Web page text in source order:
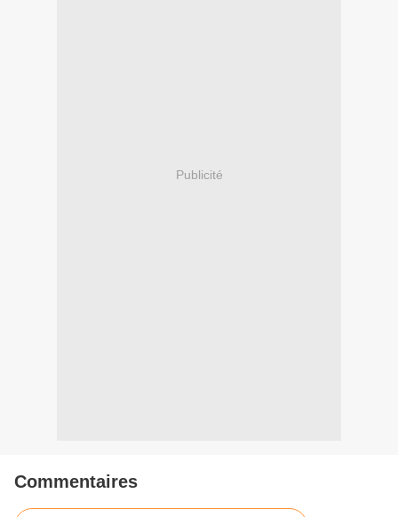
Publicité
Commentaires